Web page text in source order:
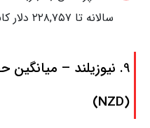
سالانه تا ۲۲۸,۷۵۷ دلار کانادا کسب کنند.
(NZD)